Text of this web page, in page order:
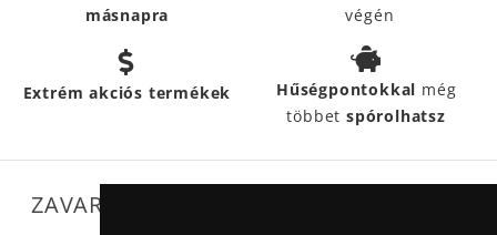
másnapra
végén
Extrém akciós termékek Hűségpontokkal még
többetspórolhatsz
ZAVARTALAN MŰKÖDÉSÜNKET SEGÍTIK